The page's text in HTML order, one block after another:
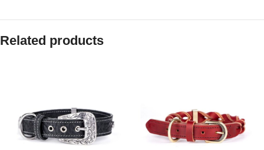
Related products